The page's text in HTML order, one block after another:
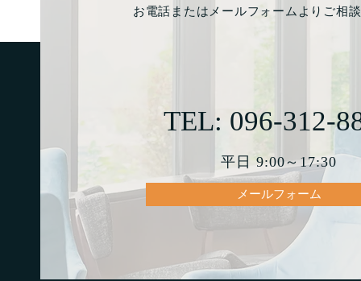
お電話またはメールフォームよりご相
TEL: 096-312-
平日 9:00～17:30
メールフォーム